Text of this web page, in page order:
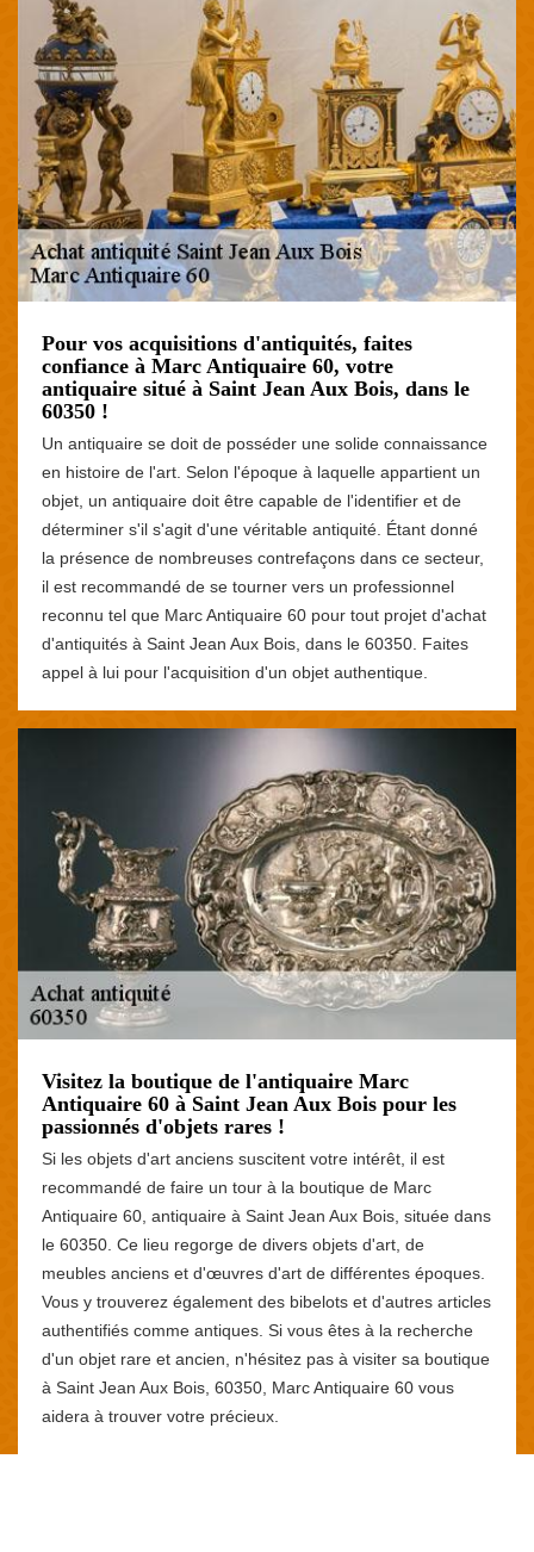
Pour vos acquisitions d'antiquités, faites
confiance à Marc Antiquaire 60, votre
antiquaire situé à Saint Jean Aux Bois, dans le
60350 !
Un antiquaire se doit de posséder une solide connaissance
en histoire de l'art. Selon l'époque à laquelle appartient un
objet, un antiquaire doit être capable de l'identifier et de
déterminer s'il s'agit d'une véritable antiquité. Étant donné
la présence de nombreuses contrefaçons dans ce secteur,
il est recommandé de se tourner vers un professionnel
reconnu tel que Marc Antiquaire 60 pour tout projet d'achat
d'antiquités à Saint Jean Aux Bois, dans le 60350. Faites
appel à lui pour l'acquisition d'un objet authentique.
Visitez la boutique de l'antiquaire Marc
Antiquaire 60 à Saint Jean Aux Bois pour les
passionnés d'objets rares !
Si les objets d'art anciens suscitent votre intérêt, il est
recommandé de faire un tour à la boutique de Marc
Antiquaire 60, antiquaire à Saint Jean Aux Bois, située dans
le 60350. Ce lieu regorge de divers objets d'art, de
meubles anciens et d'œuvres d'art de différentes époques.
Vous y trouverez également des bibelots et d'autres articles
authentifiés comme antiques. Si vous êtes à la recherche
d'un objet rare et ancien, n'hésitez pas à visiter sa boutique
à Saint Jean Aux Bois, 60350, Marc Antiquaire 60 vous
aidera à trouver votre précieux.